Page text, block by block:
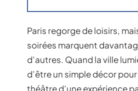
Paris regorge de loisirs,
soirées marquent
d’autres. Quand la ville
d’être un simple décor
théâtre d’une expérience